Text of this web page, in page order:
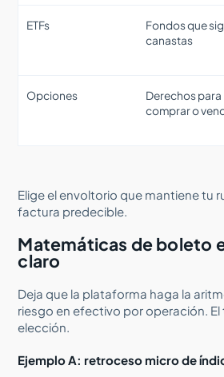
ETFs
Fondos que
canastas
Opciones
Derechos para
comprar o
Elige el envoltorio que mantiene tu
factura predecible.
Matemáticas de boleto
claro
Deja que la plataforma haga la
riesgo en efectivo por operación.
elección.
Ejemplo A: retroceso micro de